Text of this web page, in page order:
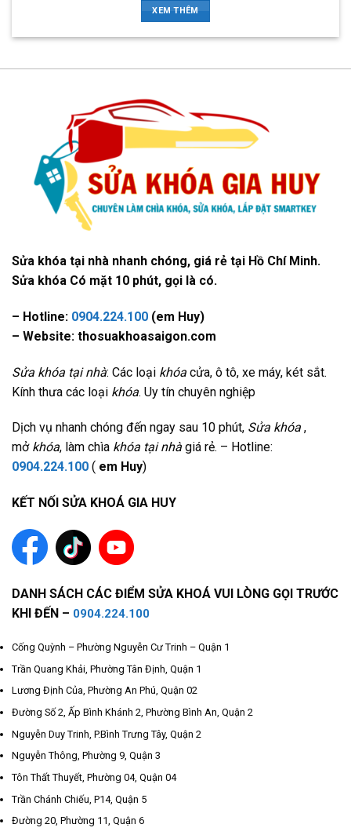
XEM THÊM
Sửa khóa tại nhà nhanh chóng, giá rẻ tại Hồ Chí Minh.
Sửa khóa Có mặt 10 phút, gọi là có.
– Hotline: 0904.224.100 (em Huy)
– Website: thosuakhoasaigon.com
Sửa khóa tại nhà: Các loại khóa cửa, ô tô, xe máy, két sắt.
Kính thưa các loại khóa. Uy tín chuyên nghiệp
Dịch vụ nhanh chóng đến ngay sau 10 phút, Sửa khóa ,
mở khóa, làm chìa khóa tại nhà giá rẻ. – Hotline:
0904.224.100 ( em Huy)
KẾT NỐI SỬA KHOÁ GIA HUY
DANH SÁCH CÁC ĐIỂM SỬA KHOÁ VUI LÒNG GỌI TRƯỚC
KHI ĐẾN – 0904.224.100
Cống Quỳnh – Phường Nguyễn Cư Trinh – Quận 1
Trần Quang Khải, Phường Tân Định, Quận 1
Lương Định Của, Phường An Phú, Quận 02
Đường Số 2, Ấp Bình Khánh 2, Phường Bình An, Quận 2
Nguyễn Duy Trinh, P.Bình Trưng Tây, Quận 2
Nguyễn Thông, Phường 9, Quận 3
Tôn Thất Thuyết, Phường 04, Quận 04
Trần Chánh Chiếu, P14, Quận 5
Đường 20, Phường 11, Quận 6